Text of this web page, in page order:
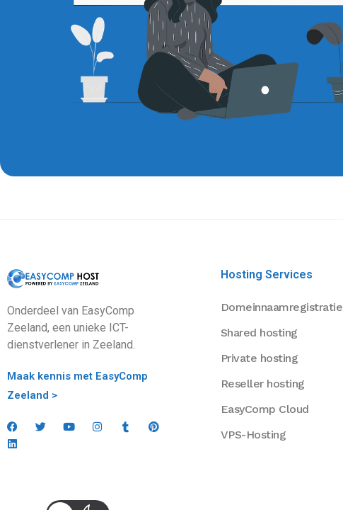
Onderdeel van EasyComp
Zeeland, een unieke ICT-
dienstverlener in Zeeland.
Maak kennis met EasyComp
Zeeland >
Hosting Services
Domeinnaamregistratie
Shared hosting
Private hosting
Reseller hosting
EasyComp Cloud
VPS-Hosting